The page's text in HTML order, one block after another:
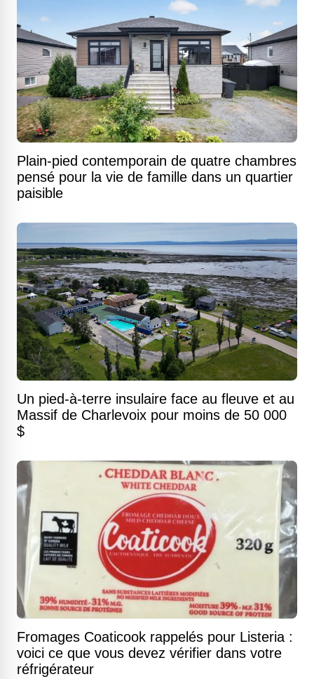
Plain-pied contemporain de quatre chambres
pensé pour la vie de famille dans un quartier
paisible
Un pied-à-terre insulaire face au fleuve et au
Massif de Charlevoix pour moins de 50 000
$
Fromages Coaticook rappelés pour Listeria :
voici ce que vous devez vérifier dans votre
réfrigérateur